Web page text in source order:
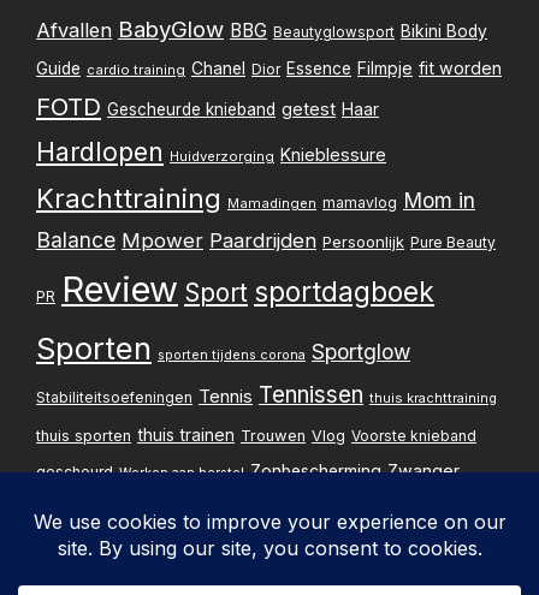
Afvallen BabyGlow BBG Beautyglowsport Bikini Body
Guide cardio training Chanel Dior Essence Filmpje fit worden
FOTD Gescheurde knieband getest Haar
Hardlopen Huidverzorging Knieblessure
Krachttraining Mamadingen mamavlog Mom in
Balance Mpower Paardrijden Persoonlijk Pure Beauty
PR Review Sport sportdagboek
Sporten sporten tijdens corona Sportglow
Stabiliteitsoefeningen Tennis Tennissen thuis krachttraining
thuis sporten thuis trainen Trouwen Vlog Voorste knieband
gescheurd Werken aan herstel Zonbescherming Zwanger